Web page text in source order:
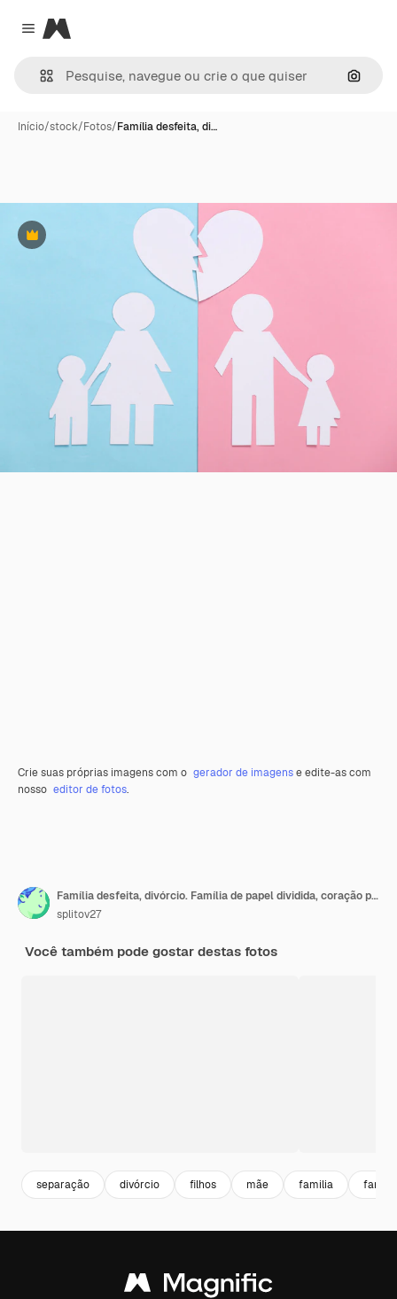
Close menu
Magnific
Início/stock/Fotos/Família desfeita, di…
Premium
Crie suas próprias imagens com o gerador de imagense edite-as com
nosso editor de fotos.
Família desfeita, divórcio. Família de papel dividida, coração partido em pastel rosa azul
splitov27
Você também pode gostar destas fotos
separação divórcio filhos mãe familia family